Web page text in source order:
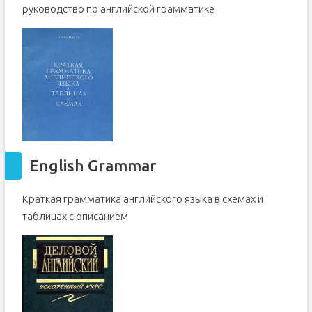
Английский в комиксах
Письма по-английски на все случаи жизни
Современный американский английский в диалогах
Загадки на английском языке для начальной школы
Business english: деловой английский язык
пособия взять новичку
4 учебника английского, которые понадобятся
начинающим
1. Универсальный учебник английского для
начинающих
2. Учебник для активизации словарного запаса
руководство по английской грамматике
English Grammar
Краткая грамматика английского языка в схемах и
таблицах с описанием